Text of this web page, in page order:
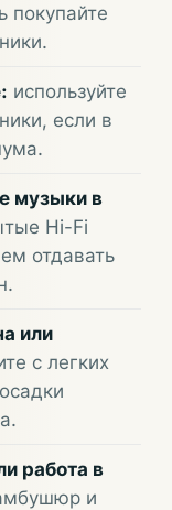
покупайте
используйте
если в
музыки в
Hi-Fi
отдавать
или
с легких
работа в
и